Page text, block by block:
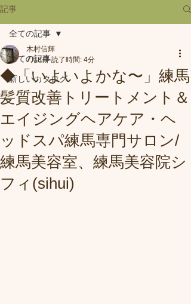
記事
全ての記事
新しいカタログ
全ての記事
◆「いよいよかな〜」練馬
髪質改善トリートメント＆
エイジングヘアケア・ヘ
ッドスパ練馬専門サロン/
練馬美容室、練馬美容院シ
フィ(sihui)
木村信輝
7月8日 読了時間: 4分